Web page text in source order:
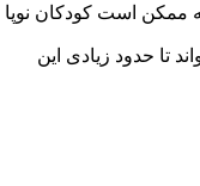
است کودکان نوپا
تا حدود زیادی این